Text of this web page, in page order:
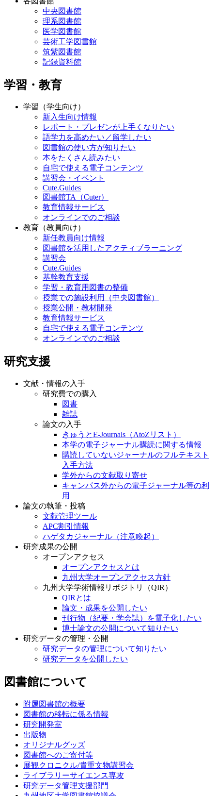
中央図書館
理系図書館
医学図書館
芸術工学図書館
筑紫図書館
記録資料館
学習・教育
学習（学生向け）
新入生向け情報
レポート・プレゼンが上手くなりたい
語学力を高めたい／留学したい
図書館の使い方が知りたい
本をたくさん読みたい
自宅で使える電子コンテンツ
講習会・イベント
Cute.Guides
図書館TA（Cuter）
教育情報サービス
オンラインでのご相談
教育（教員向け）
新任教員向け情報
図書館を活用したアクティブラーニング
講習会
Cute.Guides
基幹教育支援
学習・教育用図書の整備
授業での施設利用（中央図書館）
授業公開・教材開発
教育情報サービス
自宅で使える電子コンテンツ
オンラインでのご相談
研究支援
文献・情報の入手
研究費での購入
図書
雑誌
論文の入手
きゅうとE-Journals（AtoZリスト）
本学の電子ジャーナル購読に関する情報
購読していないジャーナルのフルテキスト
入手方法
学外からの文献取り寄せ
キャンパス外からの電子ジャーナル等の利
用
論文の執筆・投稿
文献管理ツール
APC割引情報
ハゲタカジャーナル（注意喚起）
研究成果の公開
オープンアクセス
オープンアクセスとは
九州大学オープンアクセス方針
九州大学学術情報リポジトリ（QIR）
QIRとは
論文・成果を公開したい
刊行物（紀要・学会誌）を電子化したい
博士論文の公開について知りたい
研究データの管理・公開
研究データの管理について知りたい
研究データを公開したい
図書館について
附属図書館の概要
図書館の移転に係る情報
研究開発室
出版物
オリジナルグッズ
図書館へのご寄付等
展観クロニクル/貴重文物講習会
ライブラリーサイエンス専攻
研究データ管理支援部門